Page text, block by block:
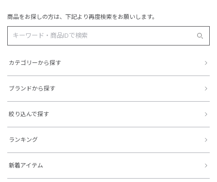
商品をお探しの方は、下記より再度検索をお願いします。
カテゴリーから探す
ブランドから探す
絞り込んで探す
ランキング
新着アイテム